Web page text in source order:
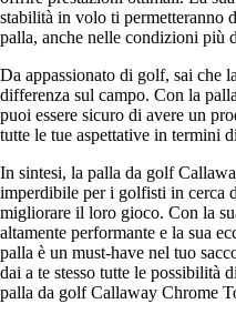
stabilità in volo ti permetteranno
palla, anche nelle condizioni più
Da appassionato di golf, sai che
differenza sul campo. Con la
puoi essere sicuro di avere un
tutte le tue aspettative in termini
In sintesi, la palla da golf
imperdibile per i golfisti in cerca
migliorare il loro gioco. Con la
altamente performante e la sua
palla è un must-have nel tuo
dai a te stesso tutte le possibilità
palla da golf Callaway Chrome